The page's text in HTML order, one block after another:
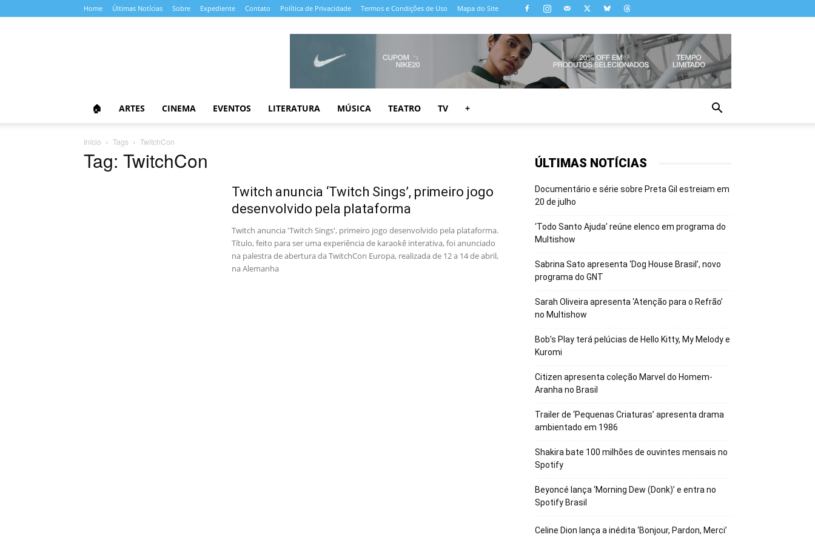
Home Últimas Notícias Sobre Expediente Contato Política de Privacidade Termos e Condições de Uso Mapa do Site
🏠 ARTES CINEMA EVENTOS LITERATURA MÚSICA TEATRO TV +
Início Tags TwitchCon
Tag: TwitchCon
Twitch anuncia ‘Twitch Sings’, primeiro jogo
desenvolvido pela plataforma
Twitch anuncia 'Twitch Sings', primeiro jogo desenvolvido pela plataforma.
Título, feito para ser uma experiência de karaokê interativa, foi anunciado
na palestra de abertura da TwitchCon Europa, realizada de 12 a 14 de abril,
na Alemanha
ÚLTIMAS NOTÍCIAS
Documentário e série sobre Preta Gil estreiam em
20 de julho
‘Todo Santo Ajuda’ reúne elenco em programa do
Multishow
Sabrina Sato apresenta ‘Dog House Brasil’, novo
programa do GNT
Sarah Oliveira apresenta ‘Atenção para o Refrão’
no Multishow
Bob’s Play terá pelúcias de Hello Kitty, My Melody e
Kuromi
Citizen apresenta coleção Marvel do Homem-
Aranha no Brasil
Trailer de ‘Pequenas Criaturas’ apresenta drama
ambientado em 1986
Shakira bate 100 milhões de ouvintes mensais no
Spotify
Beyoncé lança ‘Morning Dew (Donk)’ e entra no
Spotify Brasil
Celine Dion lança a inédita ‘Bonjour, Pardon, Merci’